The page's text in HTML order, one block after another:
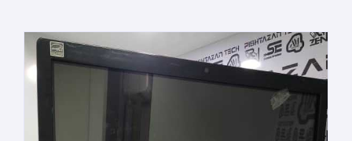
ارتباطات و دانلود ها